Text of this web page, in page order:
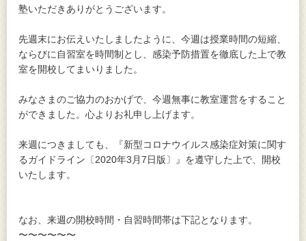
塾いただきありがとうございます。
先週末にお伝えいたしましたように、今週は授業時間の短縮、
ならびに自習室を時間制とし、感染予防措置を徹底した上で教
室を開校してまいりました。
みなさまのご協力のおかげで、今週無事に教室運営をすること
ができました。心よりお礼申し上げます。
来週につきましても、『新型コロナウイルス感染症対策に関す
るガイドライン〔2020年3月7日版〕』を遵守した上で、開校
いたします。
なお、来週の開校時間・自習時間帯は下記となります。
〜〜〜〜〜〜